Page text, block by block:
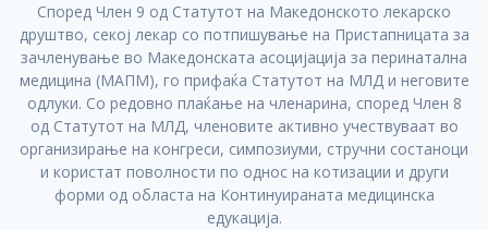
Според Член 9 од Статутот на Македонското лекарско
друштво, секој лекар со потпишување на Пристапницата за
зачленување во Македонската асоцијација за перинатална
медицина (МАПМ), го прифаќа Статутот на МЛД и неговите
одлуки. Со редовно плаќање на членарина, според Член 8
од Статутот на МЛД, членовите активно учествуваат во
организирање на конгреси, симпозиуми, стручни состаноци
и користат поволности по однос на котизации и други
форми од областа на Континуираната медицинска
едукација.